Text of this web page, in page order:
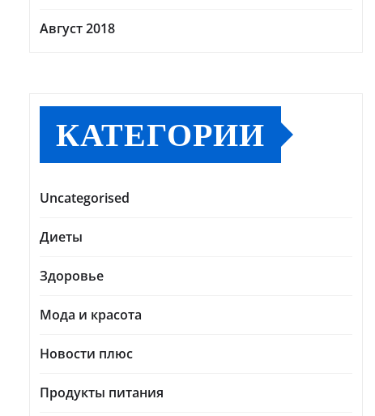
Август 2018
КАТЕГОРИИ
Uncategorised
Диеты
Здоровье
Мода и красота
Новости плюс
Продукты питания